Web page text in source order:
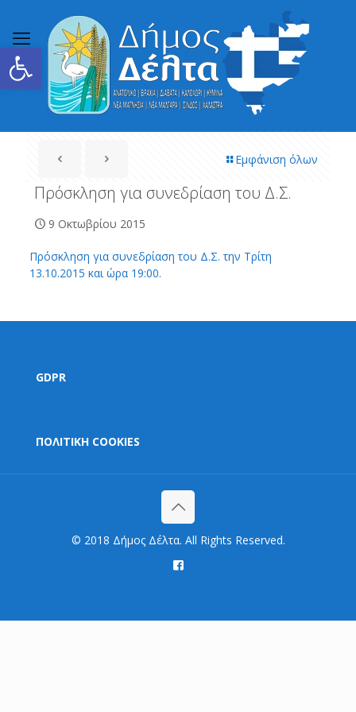
Ανοίξτε τη γραμμή εργαλείων
Εμφάνιση όλων
Πρόσκληση για συνεδρίαση του Δ.Σ.
9 Οκτωβρίου 2015
Πρόσκληση για συνεδρίαση του Δ.Σ. την Τρίτη
13.10.2015 και ώρα 19:00.
GDPR
ΠΟΛΙΤΙΚΗ COOKIES
© 2018 Δήμος Δέλτα. All Rights Reserved.